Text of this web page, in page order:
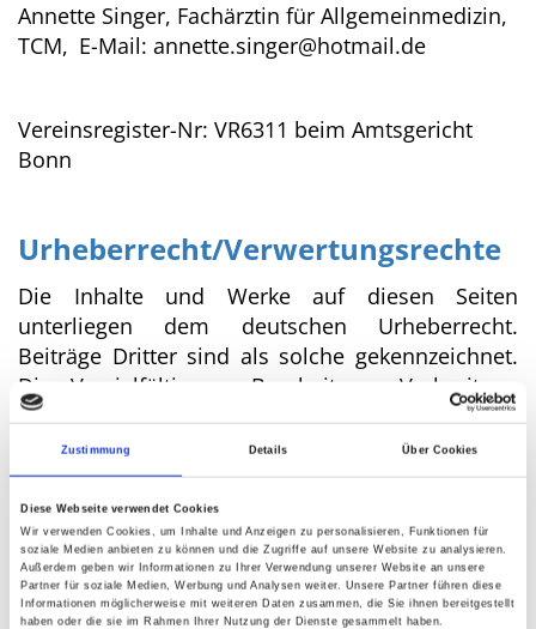
Zustimmung Details Über Cookies
Diese Webseite verwendet Cookies
Wir verwenden Cookies, um Inhalte und Anzeigen zu personalisieren, Funktionen für
soziale Medien anbieten zu können und die Zugriffe auf unsere Website zu analysieren.
Außerdem geben wir Informationen zu Ihrer Verwendung unserer Website an unsere
Partner für soziale Medien, Werbung und Analysen weiter. Unsere Partner führen diese
Informationen möglicherweise mit weiteren Daten zusammen, die Sie ihnen bereitgestellt
haben oder die sie im Rahmen Ihrer Nutzung der Dienste gesammelt haben.
Annette Singer, Fachärztin für Allgemeinmedizin,
TCM, E-Mail: annette.singer@hotmail.de
Vereinsregister-Nr: VR6311 beim Amtsgericht
Bonn
Urheberrecht/Verwertungsrechte
Die Inhalte und Werke auf diesen Seiten
unterliegen dem deutschen Urheberrecht.
Beiträge Dritter sind als solche gekennzeichnet.
Die Vervielfältigung, Bearbeitung, Verbreitung
und jede Art der Verwertung außerhalb der
Grenzen des Urheberrechtes bedürfen der
schriftlichen Zustimmung der Medizinischen
Gesellschaft für Qigong-Yangsheng e.V. oder des
jeweiligen Verfassers. Downloads und Kopien der
Seiten sind nur für den privaten, nicht
kommerziellen Gebrauch gestattet.